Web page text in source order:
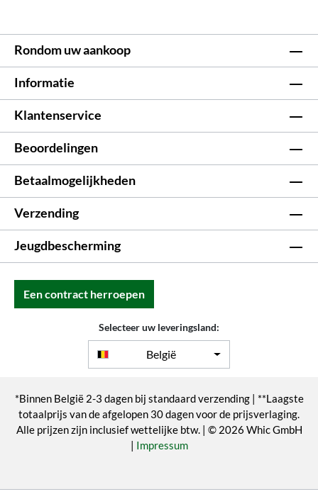
Rondom uw aankoop
Informatie
Klantenservice
Beoordelingen
Betaalmogelijkheden
Verzending
Jeugdbescherming
Een contract herroepen
Selecteer uw leveringsland:
België
*Binnen België 2-3 dagen bij standaard verzending | **Laagste
totaalprijs van de afgelopen 30 dagen voor de prijsverlaging.
Alle prijzen zijn inclusief wettelijke btw. | © 2026 Whic GmbH
| Impressum